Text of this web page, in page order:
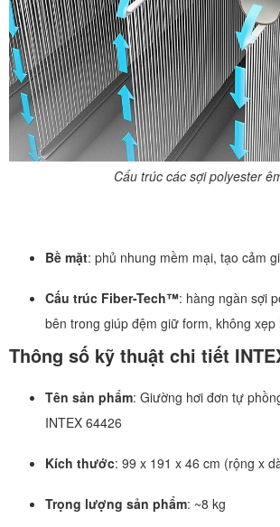
Cấu trúc các sợi polyester
Bề mặt: phủ nhung mềm mại, tạo cảm
Cấu trúc Fiber-Tech™: hàng ngàn sợi
bên trong giúp đệm giữ form, không xẹp
Thông số kỹ thuật chi tiết
Tên sản phẩm: Giường hơi đơn tự
INTEX 64426
Kích thước: 99 x 191 x 46 cm (rộng x
Trọng lượng sản phẩm: ~8 kg